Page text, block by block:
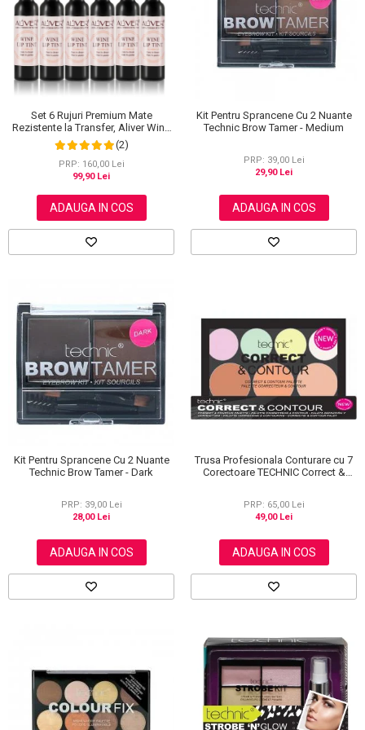
Scrub / Balsam de buze
Netestate pe Animale
Set 6 Rujuri Premium Mate
Rezistente la Transfer, Aliver Wine
Lip Tint Waterproof, 7 g X 6 buc
(2)
PRP: 160,00 Lei
99,90 Lei
ADAUGA IN COS
Kit Pentru Sprancene Cu 2 Nuante
Technic Brow Tamer - Medium
PRP: 39,00 Lei
29,90 Lei
ADAUGA IN COS
Kit Pentru Sprancene Cu 2 Nuante
Technic Brow Tamer - Dark
PRP: 39,00 Lei
28,00 Lei
ADAUGA IN COS
Trusa Profesionala Conturare cu 7
Corectoare TECHNIC Correct &
PRP: 65,00 Lei
49,00 Lei
ADAUGA IN COS